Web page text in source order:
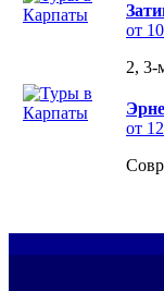
от
2, 3-
от